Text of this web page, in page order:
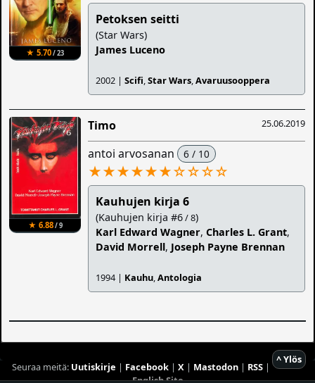
★ 5.70/ 23
Petoksen seitti
(Star Wars)
James Luceno
2002 |Scifi,Star Wars,Avaruusooppera
★ 6.88/ 9
25.06.2019
Timo
antoi arvosanan 6 / 10
★★★★★★☆☆☆☆
Kauhujen kirja 6
(Kauhujen kirja #6/ 8)
Karl Edward Wagner,Charles L. Grant,
David Morrell, Joseph Payne Brennan
1994 | Kauhu,Antologia
^ Ylös
Seuraa meitä: Uutiskirje | Facebook| X| Mastodon| RSS|
English Site